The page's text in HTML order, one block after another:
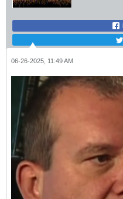
06-26-2025, 11:49 AM